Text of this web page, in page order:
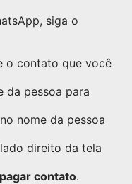
siga o
o contato que você
da pessoa para
nome da pessoa
direito da tela
contato.